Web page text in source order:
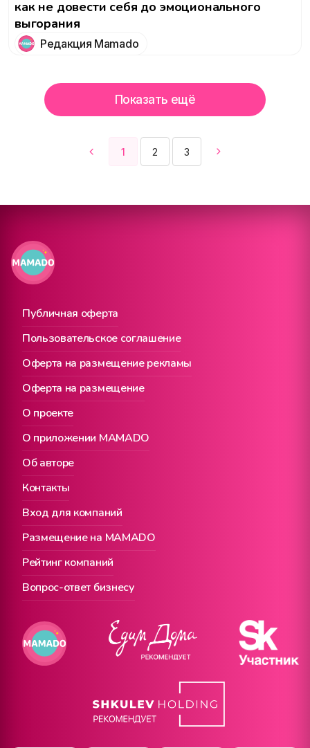
как не довести себя до эмоционального
выгорания
Редакция Mamado
1 2 3
Показать ещё
Публичная оферта
О проекте
Вход для компаний
Пользовательское соглашение
О приложении MAMADO
Размещение на MAMADO
Оферта на размещение рекламы
Об авторе
Рейтинг компаний
Оферта на размещение
Контакты
Вопрос-ответ бизнесу